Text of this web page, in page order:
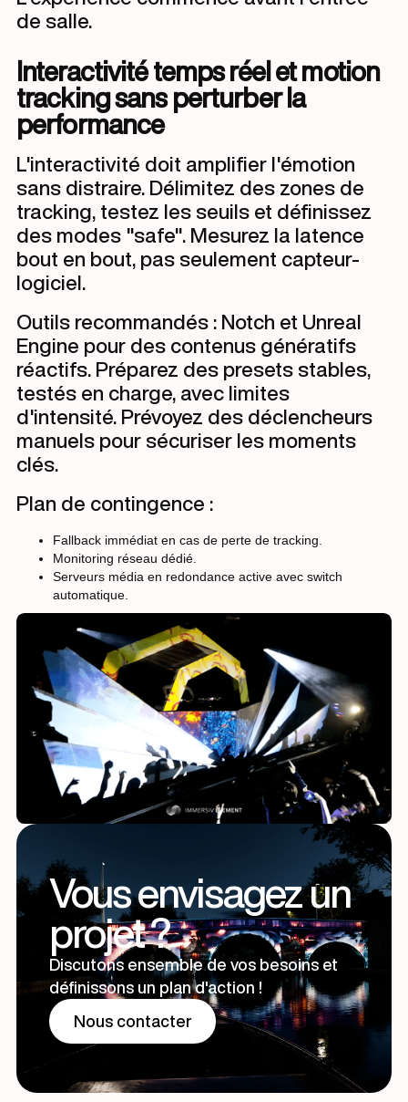
de salle.
Interactivité temps réel et motion
tracking sans perturber la
performance
L'interactivité doit amplifier l'émotion
sans distraire. Délimitez des zones de
tracking, testez les seuils et définissez
des modes "safe". Mesurez la latence
bout en bout, pas seulement capteur-
logiciel.
Outils recommandés : Notch et Unreal
Engine pour des contenus génératifs
réactifs. Préparez des presets stables,
testés en charge, avec limites
d'intensité. Prévoyez des déclencheurs
manuels pour sécuriser les moments
clés.
Plan de contingence :
Fallback immédiat en cas de perte de tracking.
Monitoring réseau dédié.
Serveurs média en redondance active avec switch
automatique.
Vous envisagez un
projet ?
Discutons ensemble de vos besoins et
définissons un plan d'action !
Nous contacter